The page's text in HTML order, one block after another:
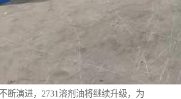
断演进，2731溶剂油将继续升级，为